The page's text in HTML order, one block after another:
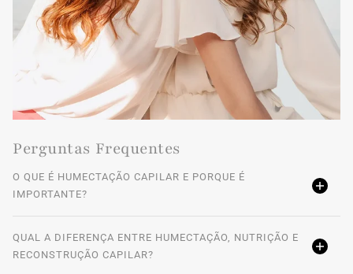
Serum.
Nota:
No tratamento CSP-SOSpara cabelo loiro, utilizar a
EVAN Care
Blond Velvet Mask ao invés da
EVAN Care
Super Revitalizing Mask. Quanto maior for o tempo de
pausa, maior será a neutralização dos sub-tons amarelados.
Perguntas Frequentes
O QUE É HUMECTAÇÃO CAPILAR E PORQUE É
IMPORTANTE?
QUAL A DIFERENÇA ENTRE HUMECTAÇÃO, NUTRIÇÃO E
RECONSTRUÇÃO CAPILAR?